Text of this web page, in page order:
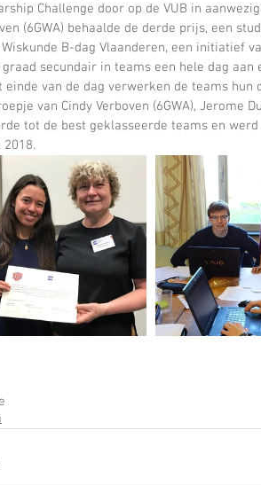
Challenge door op de VUB in
(6GWA) behaalde de derde prijs, een
Wiskunde B-dag Vlaanderen, een initiatief
secundair in teams een hele dag
einde van de dag verwerken de teams
van Cindy Verboven (6GWA), Jerome
tot de best geklasseerde teams en